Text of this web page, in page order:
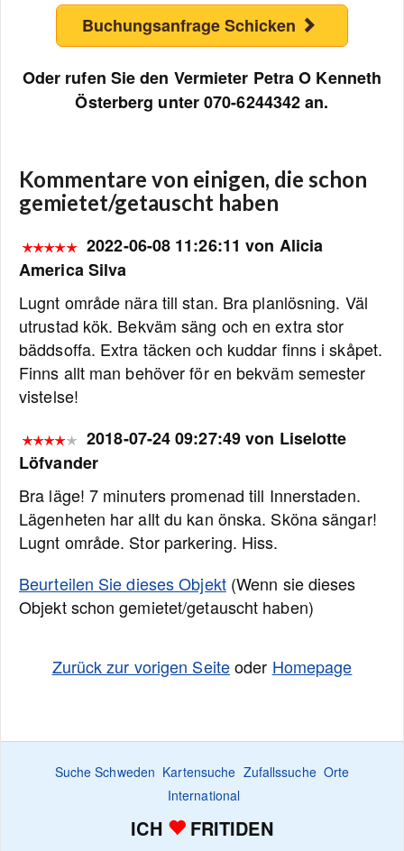
Buchungsanfrage Schicken
Oder rufen Sie den Vermieter Petra O Kenneth
Österberg unter 070-6244342 an.
Kommentare von einigen, die schon
gemietet/getauscht haben
2022-06-08 11:26:11 von Alicia
America Silva
Lugnt område nära till stan. Bra planlösning. Väl
utrustad kök. Bekväm säng och en extra stor
bäddsoffa. Extra täcken och kuddar finns i skåpet.
Finns allt man behöver för en bekväm semester
vistelse!
2018-07-24 09:27:49 von Liselotte
Löfvander
Bra läge! 7 minuters promenad till Innerstaden.
Lägenheten har allt du kan önska. Sköna sängar!
Lugnt område. Stor parkering. Hiss.
Beurteilen Sie dieses Objekt(Wenn sie dieses
Objekt schon gemietet/getauscht haben)
Zurück zur vorigen Seiteoder Homepage
Suche Schweden Kartensuche Zufallssuche Orte
International
ICH FRITIDEN